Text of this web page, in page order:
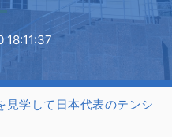
18:11:37
見学して日本代表のテンシ